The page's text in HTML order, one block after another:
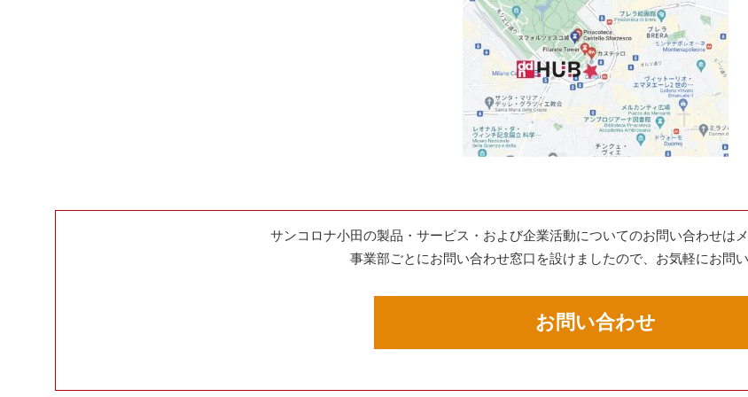
サンコロナ小田の製品・サービス・および企業活動についてのお問い合わせは
事業部ごとにお問い合わせ窓口を設けましたので、お気軽にお問い
お問い合わせ